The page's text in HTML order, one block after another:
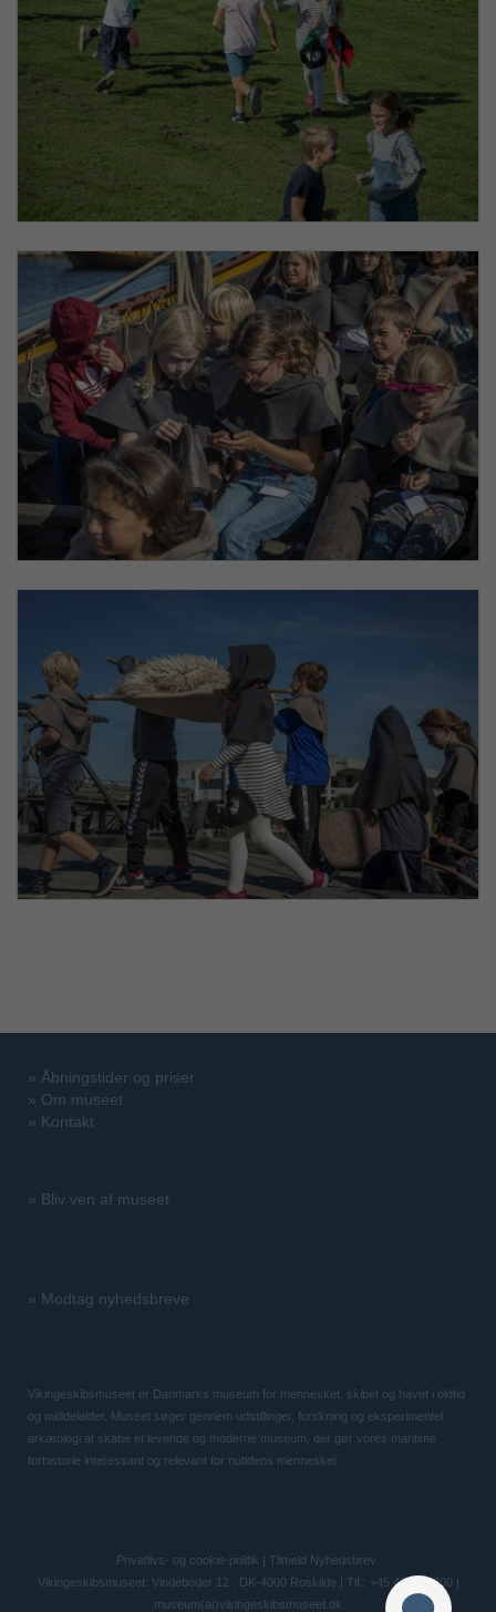
» Åbningstider og priser
» Om museet
» Kontakt
» Bliv ven af museet
» Modtag nyhedsbreve
Vikingeskibsmuseet er Danmarks museum for mennesket, skibet og havet i oldtid
og middelalder. Museet søger gennem udstillinger, forskning og eksperimentel
arkæologi at skabe et levende og moderne museum, der gør vores maritime
forhistorie interessant og relevant for nutidens mennesker.
Privatlivs- og cookie-politik | Tilmeld Nyhedsbrev
Vikingeskibsmuseet: Vindeboder 12 . DK-4000 Roskilde | Tlf.: +45 46 300 200 |
museum(at)vikingeskibsmuseet.dk